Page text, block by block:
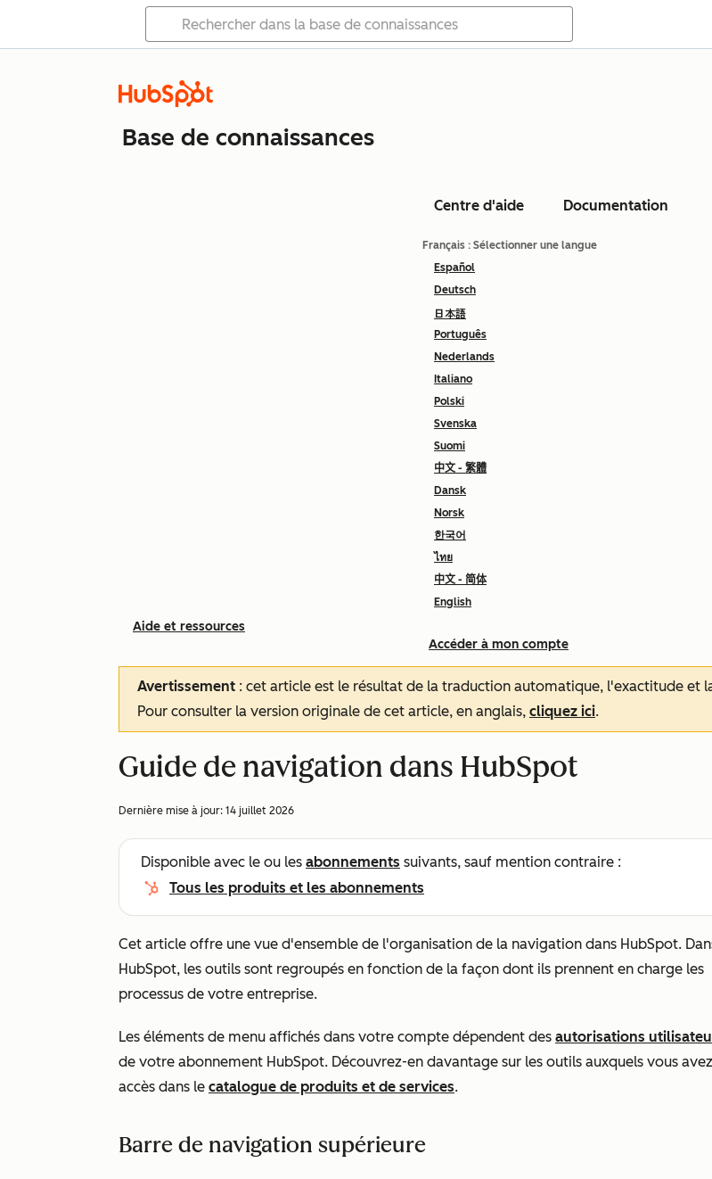
Base de connaissances
Centre d'aide Documentation
Français : Sélectionner une langue
Español
Deutsch
日本語
Português
Nederlands
Italiano
Polski
Svenska
Suomi
中文 - 繁體
Dansk
Norsk
한국어
ไทย
中文 - 简体
English
Accéder à mon compte
Aide et ressources
Avertissement : cet article est le résultat de la traduction automatique, l'exactitude et
Pour consulter la version originale de cet article, en anglais, cliquez ici.
Guide de navigation dans HubSpot
Dernière mise à jour: 14 juillet 2026
Disponible avec le ou les abonnements suivants, sauf mention contraire :
Tous les produits et les abonnements
Cet article offre une vue d'ensemble de l'organisation de la navigation dans HubSpot.
HubSpot, les outils sont regroupés en fonction de la façon dont ils prennent en charge les
processus de votre entreprise.
Les éléments de menu affichés dans votre compte dépendent des autorisations
de votre abonnement HubSpot. Découvrez-en davantage sur les outils auxquels vous avez
accès dans le catalogue de produits et de services.
Barre de navigation supérieure